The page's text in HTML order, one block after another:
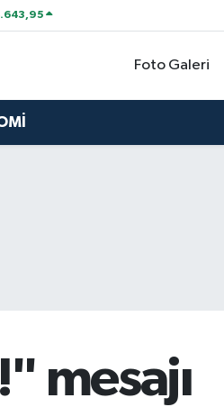
Foto Galeri
mesajı